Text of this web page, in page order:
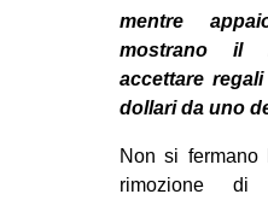
mentre
mostrano il
accettare
dollari da uno
Non si fermano
rimozione di